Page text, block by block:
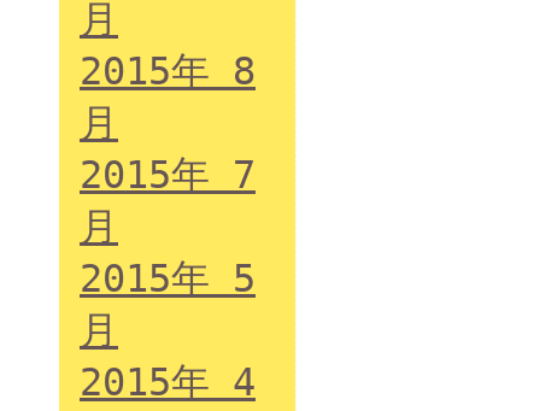
月
2015年 8
月
2015年 7
月
2015年 5
月
2015年 4